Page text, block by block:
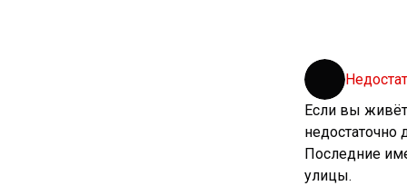
Если вы
Последние
улицы.